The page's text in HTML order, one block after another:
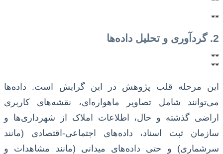
**
2. گردآوری و تحلیل داده‌ها
**
**
این مرحله قلب پژوهش در این گرایش است. داده‌ها
می‌توانند شامل تصاویر ماهواره‌ای، نقشه‌های کاربری
اراضی گذشته و حال، اطلاعات املاک از شهرداری‌ها و
سازمان ثبت اسناد، داده‌های اجتماعی-اقتصادی (مانند
سرشماری) و حتی داده‌های میدانی (مانند مشاهدات و